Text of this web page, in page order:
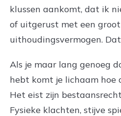
klussen aankomt, dat ik
of uitgerust met een groot
uithoudingsvermogen.
Als je maar lang genoeg
hebt komt je lichaam hoe
Het eist zijn
Fysieke klachten, stijve